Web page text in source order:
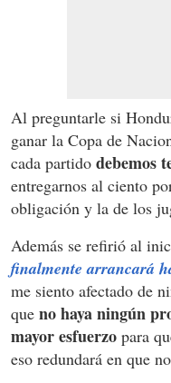
Al preguntarle si
ganar la Copa de
cada partido debemos
entregarnos al ciento
obligación y la de los
Además se refirió al
finalmente arrancará
me siento afectado de
que no haya ningún
mayor esfuerzo para
eso redundará en que